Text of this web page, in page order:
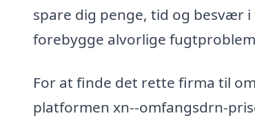
spare dig penge, tid og besvær
forebygge alvorlige
For at finde det rette firma til
platformen xn--omfangsdrn-